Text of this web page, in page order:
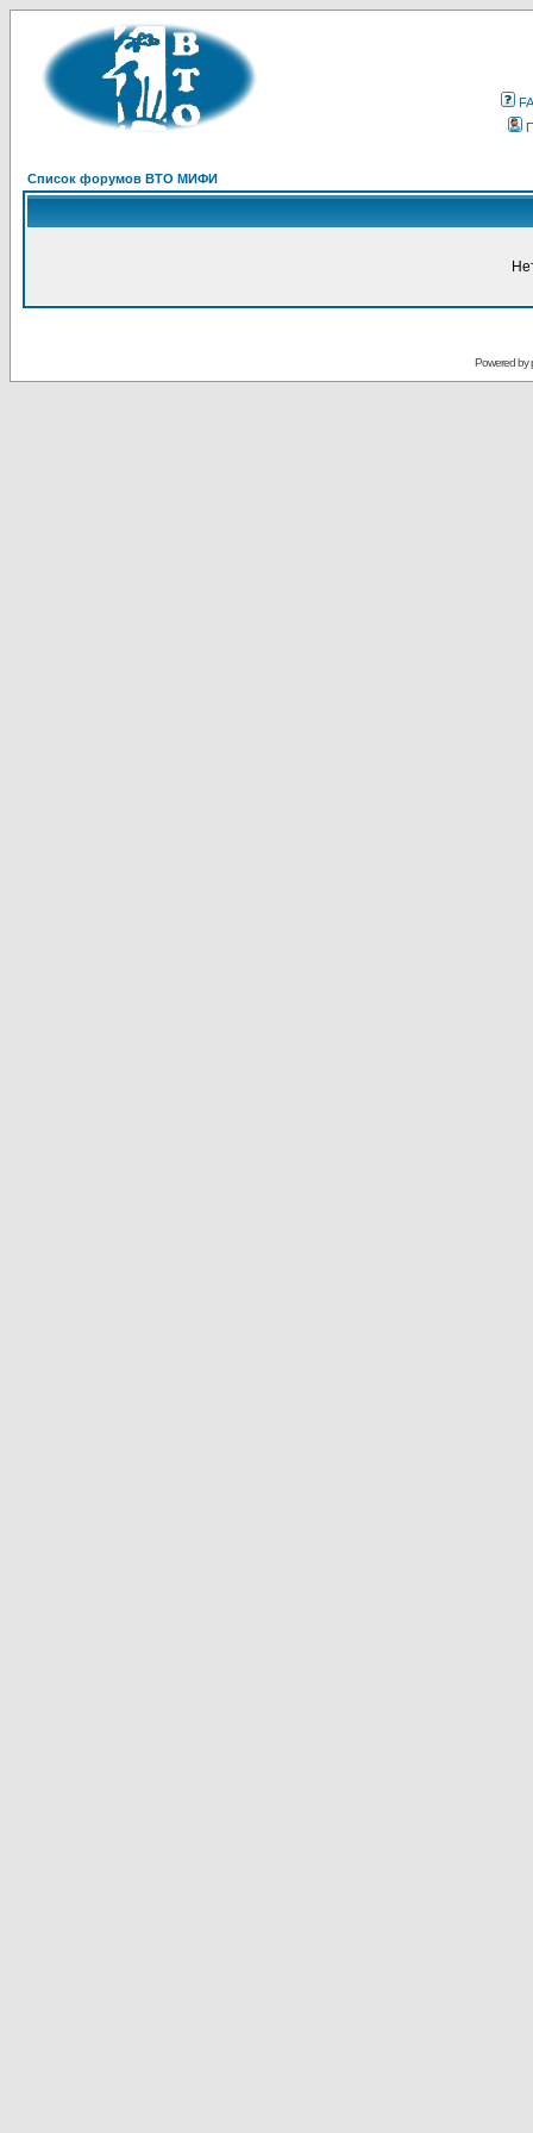
Список форумов ВТО МИФИ
Powered by